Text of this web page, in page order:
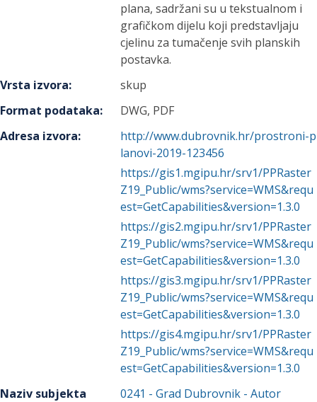
plana, sadržani su u tekstualnom i
grafičkom dijelu koji predstavljaju
cjelinu za tumačenje svih planskih
postavka.
Vrsta izvora:
skup
Format podataka:
DWG, PDF
Adresa izvora:
http://www.dubrovnik.hr/prostroni-p
lanovi-2019-123456
https://gis1.mgipu.hr/srv1/PPRaster
Z19_Public/wms?service=WMS&requ
est=GetCapabilities&version=1.3.0
https://gis2.mgipu.hr/srv1/PPRaster
Z19_Public/wms?service=WMS&requ
est=GetCapabilities&version=1.3.0
https://gis3.mgipu.hr/srv1/PPRaster
Z19_Public/wms?service=WMS&requ
est=GetCapabilities&version=1.3.0
https://gis4.mgipu.hr/srv1/PPRaster
Z19_Public/wms?service=WMS&requ
est=GetCapabilities&version=1.3.0
Naziv subjekta
0241 -Grad Dubrovnik - Autor